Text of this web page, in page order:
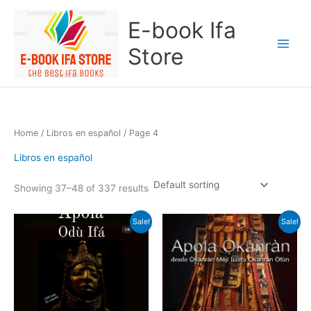
E-book Ifa
Store
Home / Libros en español / Page 4
Libros en español
Showing 37–48 of 337 results
Sale!
Original
price
was:
$100.00.
Current
price
is:
$50.00.
Sale!
Original
price
was:
$60.00.
Current
price
is:
$15.00.